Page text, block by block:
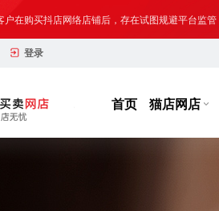
户在购买抖店网络店铺后，存在试图规避平台监
网络店铺的合法、规范转让与经营,我司温馨提示
登录
首页 猫店网店